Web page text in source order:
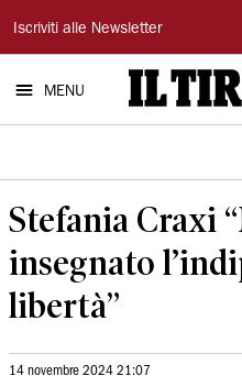
Il
Tirreno
Iscriviti alle Newsletter
MENU
Stefania Craxi
insegnato
libertà”
14 novembre 2024 21:07